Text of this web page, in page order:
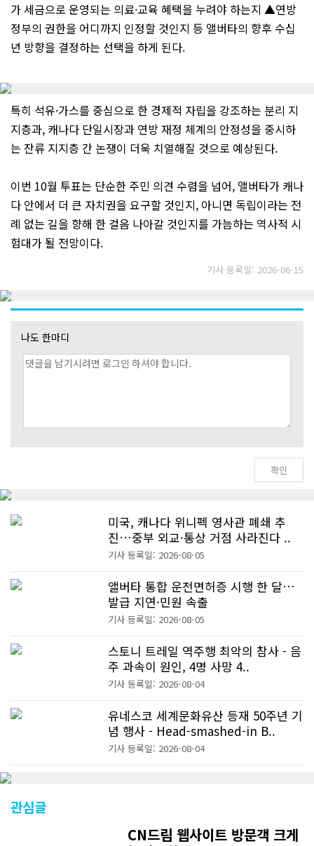
가 세금으로 운영되는 의료·교육 혜택을 누려야 하는지 ▲연방
정부의 권한을 어디까지 인정할 것인지 등 앨버타의 향후 수십
년 방향을 결정하는 선택을 하게 된다.
특히 석유·가스를 중심으로 한 경제적 자립을 강조하는 분리 지
지층과, 캐나다 단일시장과 연방 재정 체계의 안정성을 중시하
는 잔류 지지층 간 논쟁이 더욱 치열해질 것으로 예상된다.
이번 10월 투표는 단순한 주민 의견 수렴을 넘어, 앨버타가 캐나
다 안에서 더 큰 자치권을 요구할 것인지, 아니면 독립이라는 전
례 없는 길을 향해 한 걸음 나아갈 것인지를 가늠하는 역사적 시
험대가 될 전망이다.
기사 등록일: 2026-06-15
나도 한마디
미국, 캐나다 위니펙 영사관 폐쇄 추
진…중부 외교·통상 거점 사라진다 ..
기사 등록일: 2026-08-05
앨버타 통합 운전면허증 시행 한 달…
발급 지연·민원 속출
기사 등록일: 2026-08-05
스토니 트레일 역주행 최악의 참사 - 음
주 과속이 원인, 4명 사망 4..
기사 등록일: 2026-08-04
유네스코 세계문화유산 등재 50주년 기
념 행사 - Head-smashed-in B..
기사 등록일: 2026-08-04
관심글
CN드림 웹사이트 방문객 크게